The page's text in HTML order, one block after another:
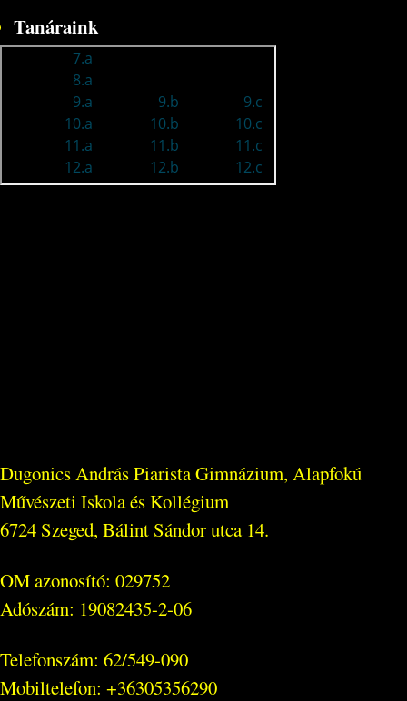
Tanáraink
Dugonics András Piarista Gimnázium, Alapfokú
Művészeti Iskola és Kollégium
6724 Szeged, Bálint Sándor utca 14.
OM azonosító: 029752
Adószám: 19082435-2-06
Telefonszám: 62/549-090
Mobiltelefon: +36305356290